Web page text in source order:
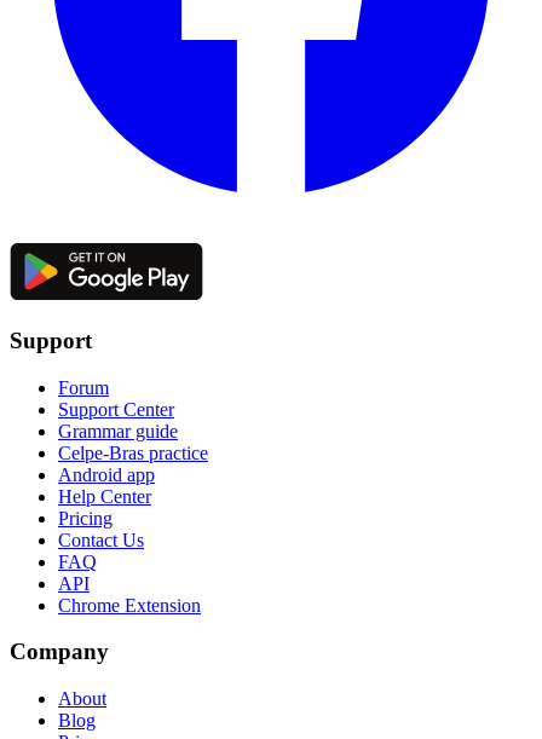
Support
Forum
Support Center
Grammar guide
Celpe-Bras practice
Android app
Help Center
Pricing
Contact Us
FAQ
API
Chrome Extension
Company
About
Blog